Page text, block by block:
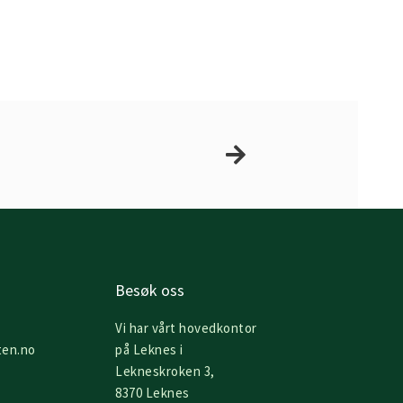
Next
Besøk oss
Vi har vårt hovedkontor
på Leknes i
Lekneskroken 3,
8370 Leknes